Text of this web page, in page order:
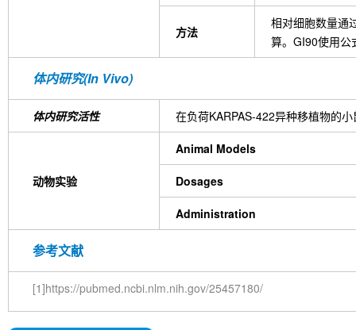
方法
相对细胞数量通
算。GI90使用
体内研究(In Vivo)
体内研究活性 在负荷KARPAS-422异种移植物的
动物实验
Animal Models
Dosages
Administration
参考文献
[1]https://pubmed.ncbi.nlm.nih.gov/25457180/